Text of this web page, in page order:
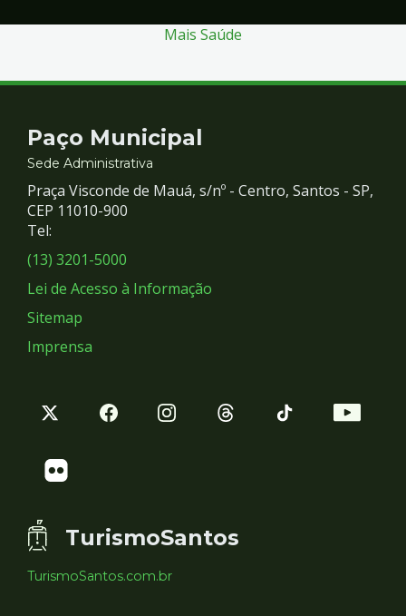
Mais Saúde
Contato
e
Redes
Sociais
Paço Municipal
Sede Administrativa
Praça Visconde de Mauá, s/nº - Centro, Santos - SP,
CEP 11010-900
Tel:
(13) 3201-5000
Lei de Acesso à Informação
Sitemap
Imprensa
TurismoSantos
TurismoSantos.com.br